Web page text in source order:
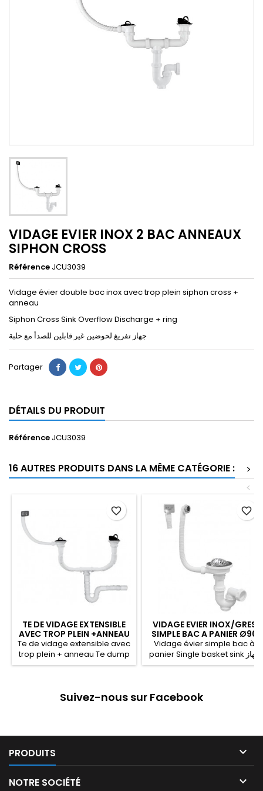
VIDAGE EVIER INOX 2 BAC ANNEAUX
SIPHON CROSS
Référence JCU3039
Vidage évier double bac inox avec trop plein siphon cross +
anneau
Siphon Cross Sink Overflow Discharge + ring
جهاز ﺗﻔﺮﻳﻎ ﻟﺤﻮﺿﻴﻦ غير قابلين للصدأ مع حلبة
Partager
DÉTAILS DU PRODUIT
Référence JCU3039
16 AUTRES PRODUITS DANS LA MÊME CATÉGORIE :
>
<
TE DE VIDAGE EXTENSIBLE
AVEC TROP PLEIN +ANNEAU
Te de vidage extensible avec
trop plein + anneau Te dump
expandable with overflow +
favorite_border
VIDAGE EVIER INOX/GRES
SIMPLE BAC A PANIER Ø90
Vidage évier simple bac à
panier Single basket sink جهاز
تفريغ حوض واحد مجهز بسلة
favorite_border
Suivez-nous sur Facebook
PRODUITS 
NOTRE SOCIÉTÉ 